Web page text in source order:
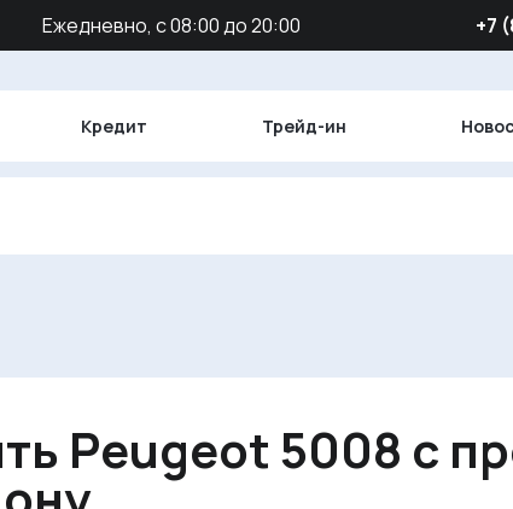
Ежедневно, с 08:00 до 20:00 ‪+7
Кредит Трейд-ин
Peugeot 5008 с